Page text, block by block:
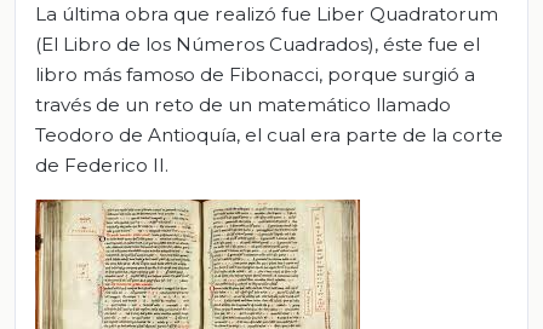
La última obra que realizó fue Liber Quadratorum
(El Libro de los Números Cuadrados), éste fue el
libro más famoso de Fibonacci, porque surgió a
través de un reto de un matemático llamado
Teodoro de Antioquía, el cual era parte de la corte
de Federico II.